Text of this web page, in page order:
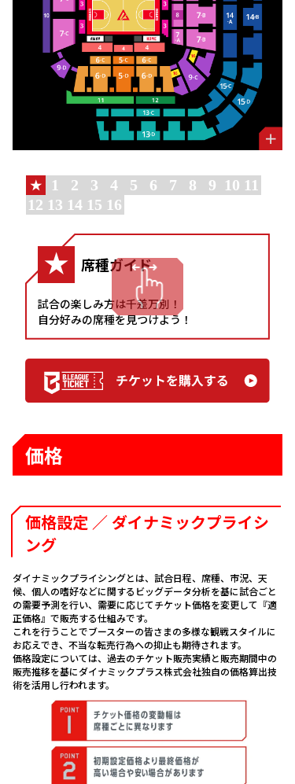
★ 1 2 3 4 5 6 7 8 9 10 11
12 13 14 15 16
★ 席種ガイド
試合の楽しみ方は千差万別！
自分好みの席種を見つけよう！
1 プレミアムシート
ハイグレードのシートで迫力ある攻防を間
近で観戦！
います。お客さまの安全を守るため、未就学児のご
観戦、およびお子さまの膝上観戦は禁止といたしま
す。
専用ラウンジご利用権利
サービス概要とご利用上の注意事
項
2 ファーストクラス
ハイグレードのシートで迫力ある攻防を間
近で観戦！
チームロゴ入りオリジナルシート対応
3 ゴールピット
コートエンドから選手のスピードを体感！
チームロゴ入りオリジナルシート対応
4 プレイヤーズシート
選手ベンチのすぐ裏で、選手同士のコミュニ
ケーションを間近で体感！
チームロゴ入りオリジナルシート対応
5 プレジャーセンターA~D
席からの見え方はこちらをチェック
A B C D
コート全体が見渡しやすいセンターの座
席！
6 プレジャーサイドA~D
席からの見え方はこちらをチェック
A B C D
コート全体が見渡しやすいサイドの座席！
7 プレジャーエンドA~C
席からの見え方はこちらをチェック
A B C
フリースロー時の選手の集中した表情や、豪
快なダンクの迫力を間近で体験！
8 プレジャーエンド見切れ
席からの見え方はこちらをチェック
ホーム側1
試合を観るなら画面を通じてより会場で一
体感を感じたいという方におすすめ！
ます
9 プレジャーコーナーA~D
席からの見え方はこちらをチェック
A B C D
コート全体が見渡しやすいコーナーの座
席！
10 バラエティーエリア
シートの種類はこちらをチェック
ららぽーと
クッション性が高いフラットな空間で小さ
いお子さまがいても安心なシートや、お友達
と喋りながらゆったりとくつろげるシー
【最大利用人数】
ららぽーとシート：5名まで
ソファーシート：8名まで
テーブルシート：5名まで
ご利用人数に関わらず、上限人数分合計
のチケット金額をお支払いただきます。
チケット購入時、コンビニ決済は利用で
きません。
11 クラブスイート
イメージはこちらをチェック
BOX1 BOX3 BOX8
プライベートルームを備えたバルコニー
席。友人同士やご家族で観戦いただけます。
きません。
サービス概要とご利用上の注意事
項
12 クラブラウンジシート
イメージはこちらをチェック
CLUB LOUNGE
専用ラウンジとフリードリンク（アルコー
ル込み）が付いたシートです。利用者限定の
ラウンジやお手洗いをご利用できますので、
サービス概要とご利用上の注意事
項
13 エコノミーサイドA~D
席からの見え方はこちらをチェック
A B C D
高いスタンドからアリーナを一望する爽快
感を体験♪
14 エコノミーエンドA,B
席からの見え方はこちらをチェック
A B
高いスタンドからアリーナを一望する爽快
感を体験♪
15 エコノミーコーナーA~D
席からの見え方はこちらをチェック
A B C D
高いスタンドからアリーナを一望する爽快
感を体験♪
16 車椅子席
車椅子利用者専用エリアのため安心してご
観戦いただけます！
★ 1 2 3
13 14 15 16
★ 席種ガイド
1 プレミアムシート
2 ファーストクラス
3 ゴールピット
4 ジャンボシート
5 1F SS
6 1F S
7 1F A
8 1F B
9 1F B(見切れ)
10 2F センター
11 2F サイドA
12 2F サイドB
13 2F エンド
14 2F プレーンA
15 2F プレーンB
16 2F 車椅子
価格
価格設定 ／ ダイナミックプライシ
ング
ダイナミックプライシングとは、試合日程、席種、市況、天
候、個人の嗜好などに関するビッグデータ分析を基に試合ごと
の需要予測を行い、需要に応じてチケット価格を変更して『適
正価格』で販売する仕組みです。
これを行うことでブースターの皆さまの多様な観戦スタイルに
お応えでき、不当な転売行為への抑止も期待されます。
価格設定については、過去のチケット販売実績と販売期間中の
販売推移を基にダイナミックプラス株式会社独自の価格算出技
術を活用し行われます。